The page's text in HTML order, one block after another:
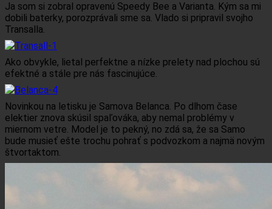
Ja som si zobral opravenú Speedy Bee a Varianta. Kým sa mi
dobili baterky, porozprávali sme sa. Vlado si pripravil svojho
Transalla.
Ako obvykle, lietal perfektne a nízke prelety nad plochou sú
efektné a stále pre nás fascinujúce.
Novinkou na letisku je Samova Belanca. Po dlhom čase
elektier znova skúsil spaľováka, aby nemal problémy v
miernom vetre. Model je to pekný, no zdá sa, že sa Samo
bude musieť ešte trochu pohrať s podvozkom a najmä novým
štvortaktom.